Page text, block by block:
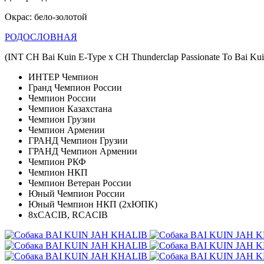
Окрас: бело-золотой
РОДОСЛОВНАЯ
(INT CH Bai Kuin E-Type x CH Thunderclap Passionate To Bai
ИНТЕР Чемпион
Гранд Чемпион России
Чемпион России
Чемпион Казахстана
Чемпион Грузии
Чемпион Армении
ГРАНД Чемпион Грузии
ГРАНД Чемпион Армении
Чемпион РКФ
Чемпион НКП
Чемпион Ветеран России
Юный Чемпион России
Юный Чемпион НКП (2хЮПК)
8хCACIB, RCACIB